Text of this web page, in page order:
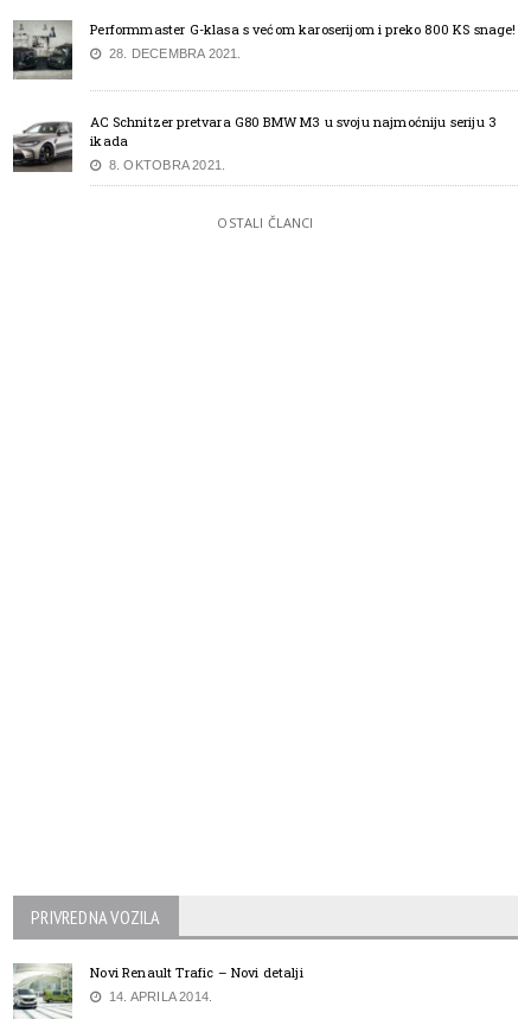
Performmaster G-klasa s većom karoserijom i preko 800 KS snage!
28. DECEMBRA 2021.
AC Schnitzer pretvara G80 BMW M3 u svoju najmoćniju seriju 3
ikada
8. OKTOBRA 2021.
OSTALI ČLANCI
PRIVREDNA VOZILA
Novi Renault Trafic – Novi detalji
14. APRILA 2014.